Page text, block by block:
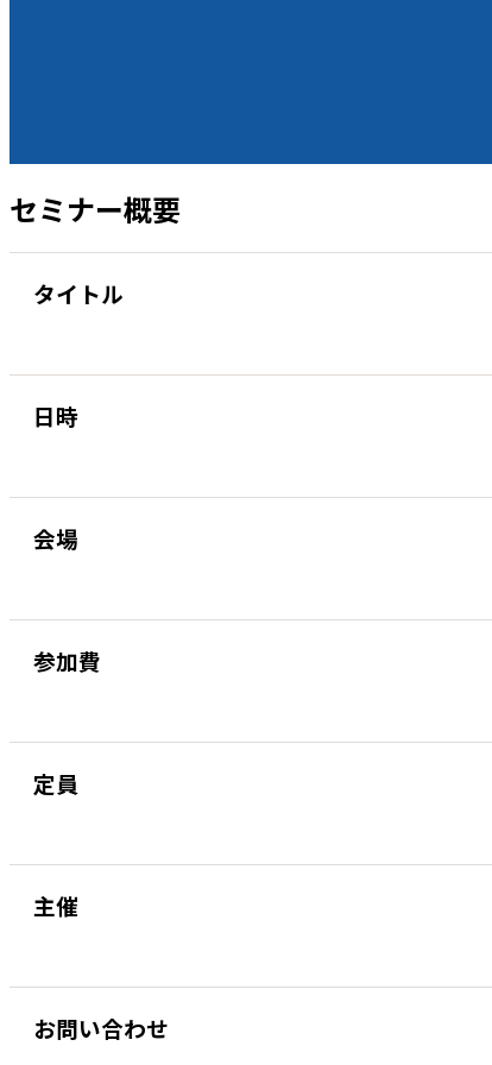
セミナー概要
タイトル
日時
会場
参加費
定員
主催
お問い合わせ